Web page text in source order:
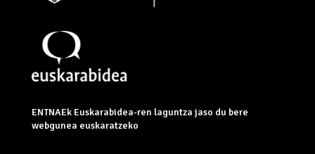
ENTNAEk Euskarabidea-ren laguntza jaso du bere
webgunea euskaratzeko